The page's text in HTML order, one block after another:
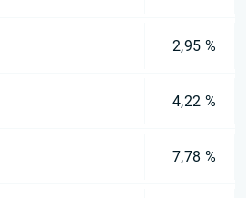
2,95 %
4,22 %
7,78 %